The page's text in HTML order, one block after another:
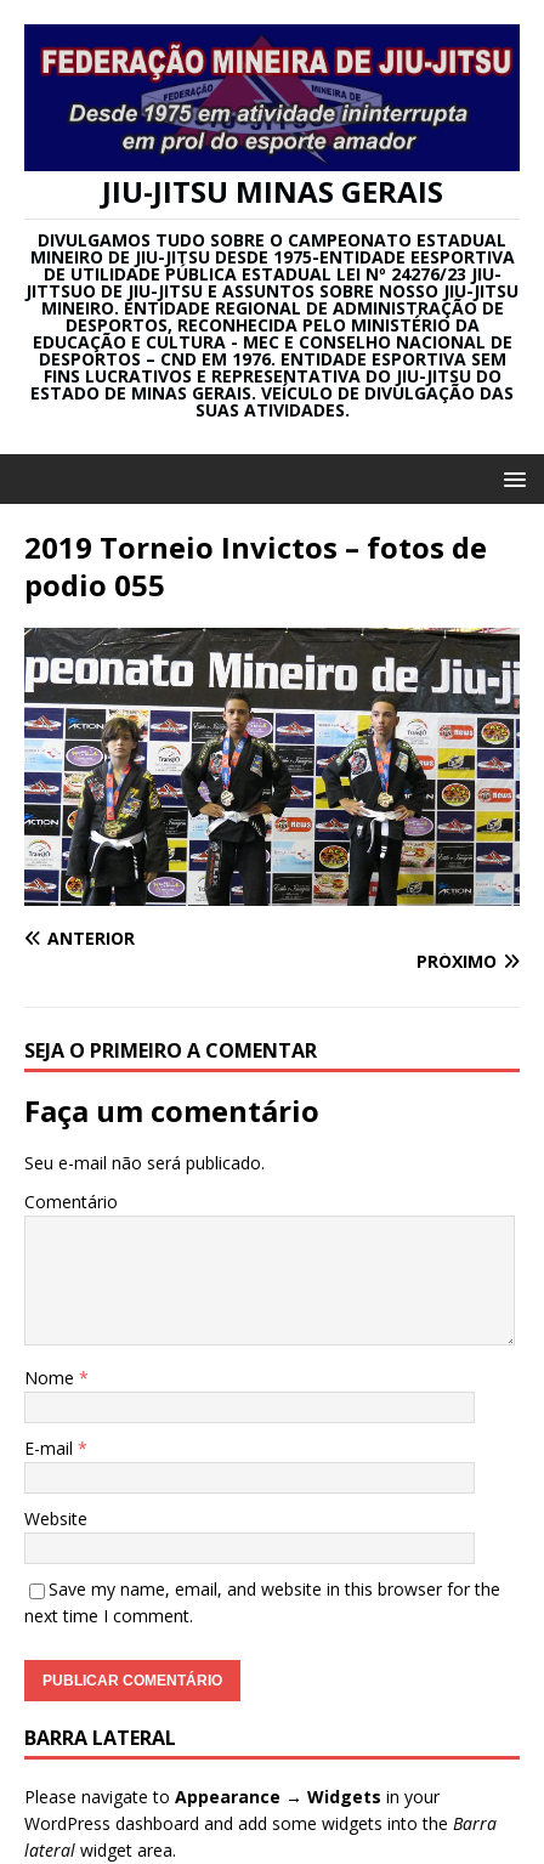
JIU-JITSU MINAS GERAIS
DIVULGAMOS TUDO SOBRE O CAMPEONATO ESTADUAL
MINEIRO DE JIU-JITSU DESDE 1975-ENTIDADE EESPORTIVA
DE UTILIDADE PÚBLICA ESTADUAL LEI Nº 24276/23 JIU-
JITTSUO DE JIU-JITSU E ASSUNTOS SOBRE NOSSO JIU-JITSU
MINEIRO. ENTIDADE REGIONAL DE ADMINISTRAÇÃO DE
DESPORTOS, RECONHECIDA PELO MINISTÉRIO DA
EDUCAÇÃO E CULTURA - MEC E CONSELHO NACIONAL DE
DESPORTOS – CND EM 1976. ENTIDADE ESPORTIVA SEM
FINS LUCRATIVOS E REPRESENTATIVA DO JIU-JITSU DO
ESTADO DE MINAS GERAIS. VEÍCULO DE DIVULGAÇÃO DAS
SUAS ATIVIDADES.
2019 Torneio Invictos – fotos de
podio 055
ANTERIOR
PRÓXIMO
SEJA O PRIMEIRO A COMENTAR
Faça um comentário
Seu e-mail não será publicado.
Comentário
Nome *
E-mail *
Website
Save my name, email, and website in this browser for the
next time I comment.
BARRA LATERAL
Please navigate to Appearance → Widgets in your
WordPress dashboard and add some widgets into the Barra
lateral widget area.